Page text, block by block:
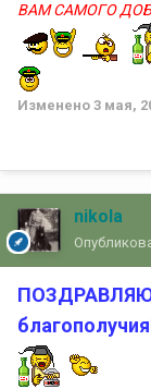
ВАМ САМОГО
Изменено 3 мая,
nikola